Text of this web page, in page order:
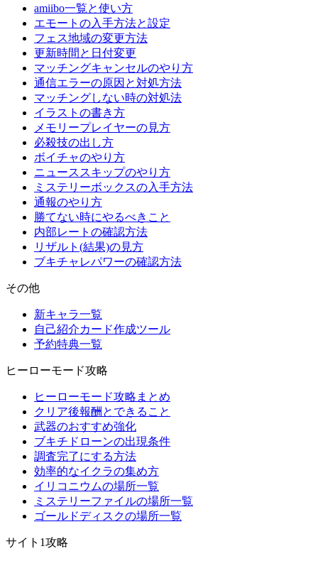
amiibo一覧と使い方
エモートの入手方法と設定
フェス地域の変更方法
更新時間と日付変更
マッチングキャンセルのやり方
通信エラーの原因と対処方法
マッチングしない時の対処法
イラストの書き方
メモリープレイヤーの見方
必殺技の出し方
ボイチャのやり方
ニューススキップのやり方
ミステリーボックスの入手方法
通報のやり方
勝てない時にやるべきこと
内部レートの確認方法
リザルト(結果)の見方
ブキチャレパワーの確認方法
その他
新キャラ一覧
自己紹介カード作成ツール
予約特典一覧
ヒーローモード攻略
ヒーローモード攻略まとめ
クリア後報酬とできること
武器のおすすめ強化
ブキチドローンの出現条件
調査完了にする方法
効率的なイクラの集め方
イリコニウムの場所一覧
ミステリーファイルの場所一覧
ゴールドディスクの場所一覧
サイト1攻略